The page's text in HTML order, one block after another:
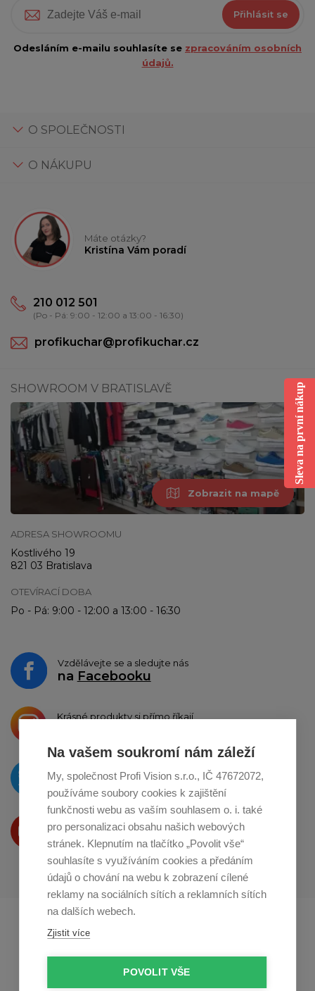
Na vašem soukromí nám záleží
My, společnost Profi Vision s.r.o., IČ 47672072,
používáme soubory cookies k zajištění
funkčnosti webu as vaším souhlasem o. i. také
pro personalizaci obsahu našich webových
stránek. Klepnutím na tlačítko „Povolit vše“
souhlasíte s využíváním cookies a předáním
údajů o chování na webu k zobrazení cílené
reklamy na sociálních sítích a reklamních sítích
na dalších webech.
Zjistit více
POVOLIT VŠE
Přihlásit se
Odesláním e-mailu souhlasíte se zpracováním osobních
údajů.
O SPOLEČNOSTI
O NÁKUPU
Máte otázky?
Kristína Vám poradí
210 012 501
(Po - Pá: 9:00 - 12:00 a 13:00 - 16:30)
profikuchar@profikuchar.cz
SHOWROOM V BRATISLAVĚ
Zobrazit na mapě
ADRESA SHOWROOMU
Kostlivého 19
821 03 Bratislava
OTEVÍRACÍ DOBA
Po - Pá: 9:00 - 12:00 a 13:00 - 16:30
Vzdělávejte se a sledujte nás
na Facebooku
Krásné produkty si přímo říkají
O novinkách píšeme
naTwitteru
Produkty Vám představujeme
na Youtube
Profikuchar.sk
Sleva na první nákup